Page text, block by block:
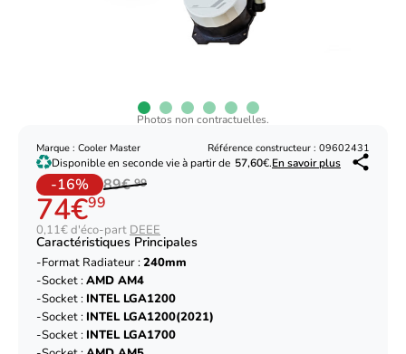
Photos non contractuelles.
Marque : Cooler Master Référence constructeur : 09602431
Disponible en seconde vie à partir de 57,60€.En savoir plus
-16% 89€ 99
74€99
0,11€ d'éco-part DEEE
Caractéristiques Principales
Format Radiateur :240mm
Socket :AMD AM4
Socket : INTEL LGA1200
Socket : INTEL LGA1200(2021)
Socket : INTEL LGA1700